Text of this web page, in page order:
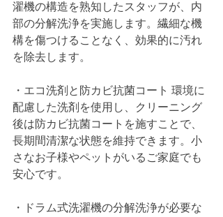
濯機の構造を熟知したスタッフが、内
部の分解洗浄を実施します。繊細な機
構を傷つけることなく、効果的に汚れ
を除去します。
・エコ洗剤と防カビ抗菌コート 環境に
配慮した洗剤を使用し、クリーニング
後は防カビ抗菌コートを施すことで、
長期間清潔な状態を維持できます。小
さなお子様やペットがいるご家庭でも
安心です。
・ドラム式洗濯機の分解洗浄が必要な